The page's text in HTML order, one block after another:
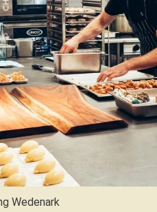
Wedenark